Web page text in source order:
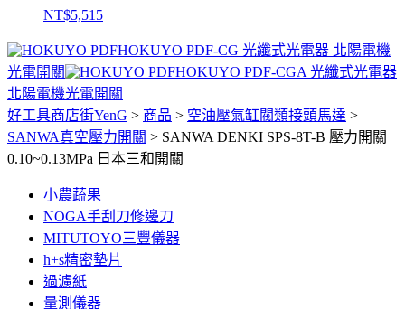
NT$5,515
HOKUYO PDF-CG 光纖式光電器 北陽電機
光電開關
HOKUYO PDF-CGA 光纖式光電器
北陽電機光電開關
好工具商店街YenG > 商品 > 空油壓氣缸閥類接頭馬達 >
SANWA真空壓力開關 > SANWA DENKI SPS-8T-B 壓力開關
0.10~0.13MPa 日本三和開關
小農蔬果
NOGA手刮刀修邊刀
MITUTOYO三豐儀器
h+s精密墊片
過濾紙
量測儀器